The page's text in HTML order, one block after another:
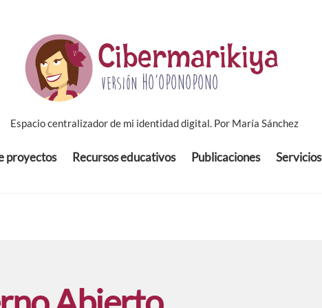
Espacio centralizador de mi identidad digital. Por María Sánchez
proyectos Recursos educativos Publicaciones Servicios